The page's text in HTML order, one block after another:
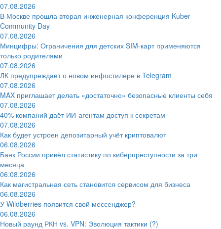
07.08.2026
В Москве прошла вторая инженерная конференция Kuber
Community Day
07.08.2026
Минцифры: Ограничения для детских SIM-карт применяются
только родителями
07.08.2026
ЛК предупреждает о новом инфостилере в Telegram
07.08.2026
MAX приглашает делать «достаточно» безопасные клиенты себя
07.08.2026
40% компаний даёт ИИ‑агентам доступ к секретам
07.08.2026
Как будет устроен депозитарный учёт криптовалют
06.08.2026
Банк России привёл статистику по киберпреступности за три
месяца
06.08.2026
Как магистральная сеть становится сервисом для бизнеса
06.08.2026
У Wildberries появится свой мессенджер?
06.08.2026
Новый раунд РКН vs. VPN: Эволюция тактики (?)